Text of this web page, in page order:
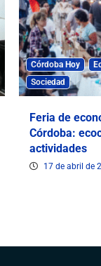
Córdoba Hoy
Sociedad
Feria de
Córdoba:
actividades
17 de abril de